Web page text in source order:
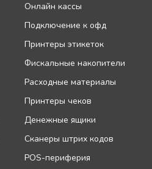
Онлайн кассы
Подключение к офд
Принтеры этикеток
Фискальные накопители
Расходные материалы
Принтеры чеков
Денежные ящики
Сканеры штрих кодов
POS-периферия